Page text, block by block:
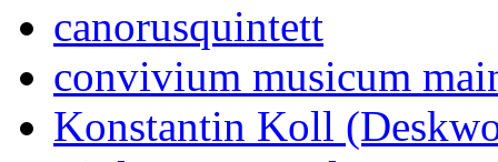
canorusquintett
convivium musicum
Konstantin Koll